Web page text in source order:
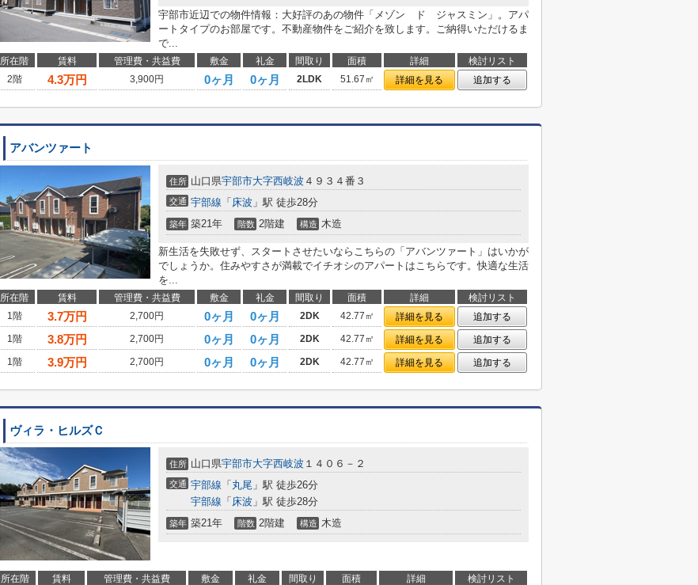
宇部市近辺での物件情報：大好評のあの物件「メゾン ド ジャスミン」。アパ
ートタイプのお部屋です。不動産物件をご紹介を致します。ご納得いただけるま
で...
所在階 賃料 管理費・共益費 敷金 礼金 間取り 面積 詳細
検討リスト
2階
4.3万円 3,900円 0ヶ月 0ヶ月 2LDK 51.67㎡ 詳細を見る 追加する
アバンツァート
住所 山口県宇部市大字西岐波 ４９３４番３
交通 宇部線 「 床波 」駅 徒歩28分
築年 築21年 階数 2階建 構造 木造
新生活を失敗せず、スタートさせたいならこちらの「アバンツァート」はいかが
でしょうか。住みやすさが満載でイチオシのアパートはこちらです。快適な生活
を...
所在階 賃料 管理費・共益費 敷金 礼金 間取り 面積 詳細
検討リスト
1階
3.7万円 2,700円 0ヶ月 0ヶ月 2DK 42.77㎡ 詳細を見る
追加する
1階
3.8万円 2,700円 0ヶ月 0ヶ月 2DK 42.77㎡ 詳細を見る
追加する
1階
3.9万円 2,700円 0ヶ月 0ヶ月 2DK 42.77㎡ 詳細を見る 追加する
ヴィラ・ヒルズＣ
住所 山口県宇部市大字西岐波 １４０６－２
交通 宇部線 「 丸尾 」駅 徒歩26分
宇部線 「 床波 」駅 徒歩28分
築年 築21年 階数 2階建 構造 木造
所在階 賃料 管理費・共益費 敷金 礼金 間取り 面積 詳細
検討リスト